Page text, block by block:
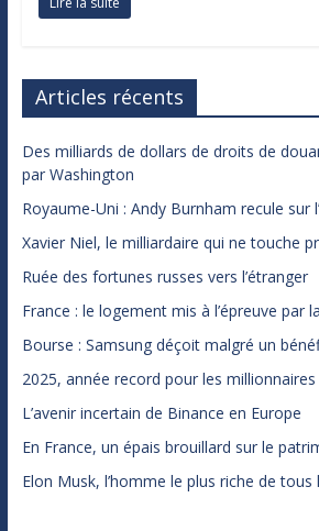
Articles récents
Des milliards de dollars de droits de
par Washington
Royaume-Uni : Andy Burnham recule sur
Xavier Niel, le milliardaire qui ne touche
Ruée des fortunes russes vers l’étranger
France : le logement mis à l’épreuve par
Bourse : Samsung déçoit malgré un
2025, année record pour les
L’avenir incertain de Binance en Europe
En France, un épais brouillard sur le
Elon Musk, l’homme le plus riche de tous